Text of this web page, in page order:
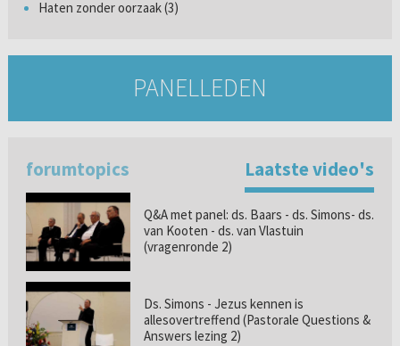
Haten zonder oorzaak (3)
PANELLEDEN
forumtopics Laatste video's
Q&A met panel: ds. Baars - ds. Simons- ds.
van Kooten - ds. van Vlastuin
(vragenronde 2)
Ds. Simons - Jezus kennen is
allesovertreffend (Pastorale Questions &
Answers lezing 2)